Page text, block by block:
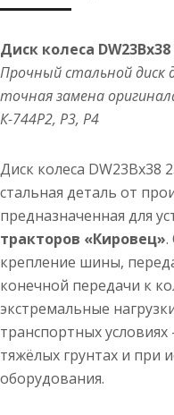
Диск колеса
Прочный стальной
точная замена
К-744Р2, Р3, Р4
Диск колеса DW23Bx38
стальная деталь от
предназначенная для
тракторов «Кировец».
крепление шины,
конечной передачи к
экстремальные
транспортных
тяжёлых грунтах и при
оборудования.